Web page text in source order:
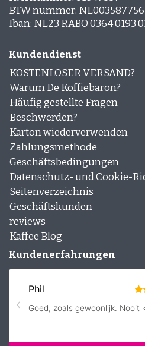
BTW nummer:
Iban: NL23 RABO 0364 0193
Kundendienst
KOSTENLOSER VERSAND?
Warum De Koffiebaron?
Häufig gestellte Fragen
Beschwerden?
Karton wiederverwenden
Zahlungsmethode
Geschäftsbedingungen
Datenschutz- und Cookie-
Seitenverzeichnis
Geschäftskunden
reviews
Kaffee Blog
Kundenerfahrungen